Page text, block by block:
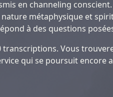
en channeling
métaphysique et
à des questions
Vous
qui se poursuit encore